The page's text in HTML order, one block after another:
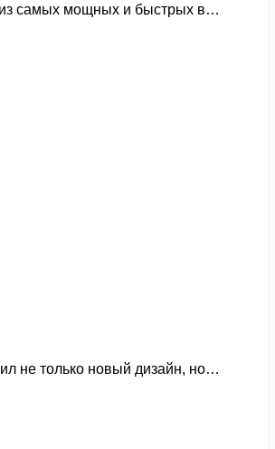
из самых мощных и быстрых в…
не только новый дизайн, но…